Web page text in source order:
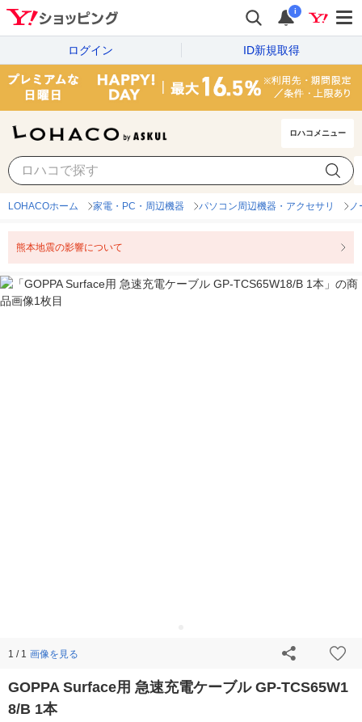
i
ログイン ID新規取得
ロハコメニュー
LOHACOホーム 家電・PC・周辺機器 パソコン周辺機器・アクセサリ
熊本地震の影響について
1 / 1 画像を見る
GOPPA Surface用 急速充電ケーブル GP-TCS65W1
8/B 1本